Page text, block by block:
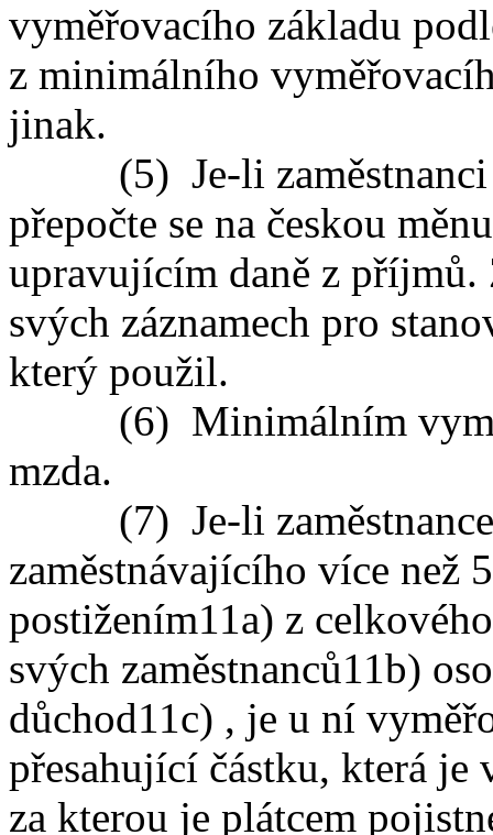
vyměřovacího základu
z minimálního
jinak.
(5) Je-li zaměstnanci
přepočte se na českou
upravujícím daně z příjmů.
svých záznamech pro
který použil.
(6) Minimálním
mzda.
(7) Je-li
zaměstnávajícího více než
postižením11a) z
svých zaměstnanců11b)
důchod11c) , je u ní
přesahující částku, která je
za kterou je plátcem